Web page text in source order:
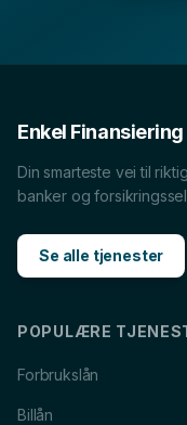
Enkel Finansiering
Din smarteste vei til
banker og
Se alle tjenester
POPULÆRE
Forbrukslån
Billån